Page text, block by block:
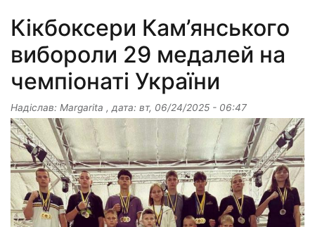
Кікбоксери Кам’янського
вибороли 29 медалей на
чемпіонаті України
Надіслав: Margarita , дата: вт, 06/24/2025 - 06:47